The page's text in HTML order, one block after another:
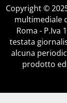
Copyright ©
multimediale
Roma - P.Iva
testata
alcuna
prodotto